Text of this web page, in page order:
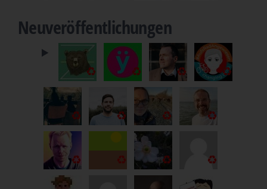
Neuveröffentlichungen
♻️ ♻️ ♻️ ♻️
♻️ ♻️ ♻️ ♻️
♻️ ♻️ ♻️